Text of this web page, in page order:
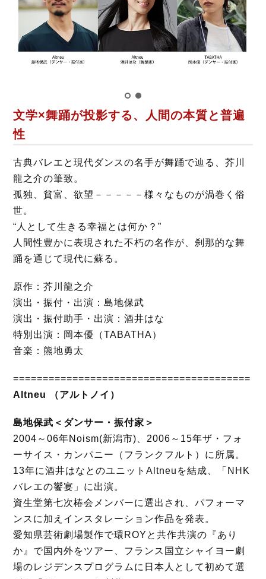
o
r
文学×舞踊が投影する、人間の本質と普遍
性
古典バレエと現代ダンスの名手が舞踊で辿る、芥川
龍之介の筆致。
孤独、貧富、欲望－－－－－様々なものが渦巻く俗
世。
“人として生きる幸福とは何か？”
人間性豊かに表現された不朽の名作が、刹那的な舞
踊を通じて現代に蘇る。
原作：芥川龍之介
演出・振付・出演：島地保武
演出・振付助手・出演：酒井はな
特別出演：岡本優（TABATHA）
音楽：熊地勇太
========================================
Altneu （アルトノイ）
島地保武＜ダンサー・振付家＞
2004～06年Noism(新潟市)、2006～15年ザ・フォ
ーサイス・カンパニー（フランクフルト）に所属。
13年に酒井はなとのユニットAltneuを結成、「NHK
バレエの饗宴」に出演。
資生堂第七次椿会メンバーに選出され、パフォーマ
ンスに加えインスタレーション作品を発表。
愛知県芸術劇場製作で環ROYと共作共演の『あり
か』で国内外をツアー、フランス国立シャイヨー劇
場のレジデンスプログラムに日本人として初めて選